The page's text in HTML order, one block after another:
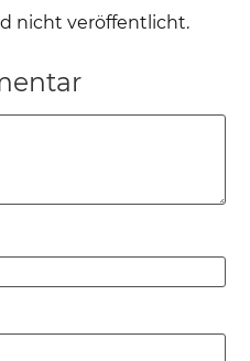
nicht veröffentlicht.